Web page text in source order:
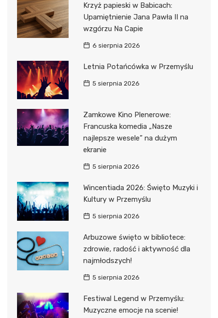
Krzyż papieski w Babicach:
Upamiętnienie Jana Pawła II na
wzgórzu Na Capie
6 sierpnia 2026
Letnia Potańcówka w Przemyślu
5 sierpnia 2026
Zamkowe Kino Plenerowe:
Francuska komedia „Nasze
najlepsze wesele” na dużym
ekranie
5 sierpnia 2026
Wincentiada 2026: Święto Muzyki i
Kultury w Przemyślu
5 sierpnia 2026
Arbuzowe święto w bibliotece:
zdrowie, radość i aktywność dla
najmłodszych!
5 sierpnia 2026
Festiwal Legend w Przemyślu:
Muzyczne emocje na scenie!